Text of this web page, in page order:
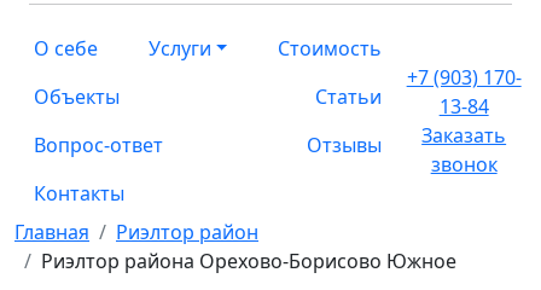
О себе Услуги
Стоимость
Объекты
Статьи
Вопрос-ответ
Отзывы
Контакты
+7 (903) 170-
13-84
Заказать
звонок
Главная
Риэлтор район
Риэлтор района Орехово-Борисово Южное